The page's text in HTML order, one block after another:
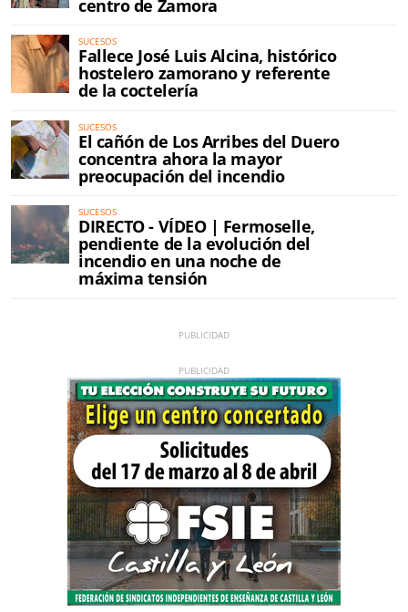
centro de Zamora
SUCESOS
Fallece José Luis Alcina, histórico
hostelero zamorano y referente
de la coctelería
SUCESOS
El cañón de Los Arribes del Duero
concentra ahora la mayor
preocupación del incendio
SUCESOS
DIRECTO - VÍDEO | Fermoselle,
pendiente de la evolución del
incendio en una noche de
máxima tensión